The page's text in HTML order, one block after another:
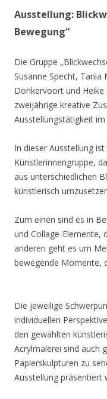
Ausstellung:
Bewegung“
Die Gruppe
Susanne Specht,
Donkervoort und
zweijährige kreative
Ausstellungstätigkeit im
In dieser Ausstellung
Künstlerinnengruppe,
aus unterschiedlichen
künstlerisch
Zum einen sind es in
und Collage-Elemente,
anderen geht es um
bewegende Momente,
Die jeweilige
individuellen
den gewählten
Acrylmalerei sind auch
Papierskulpturen zu
Ausstellung präsentiert